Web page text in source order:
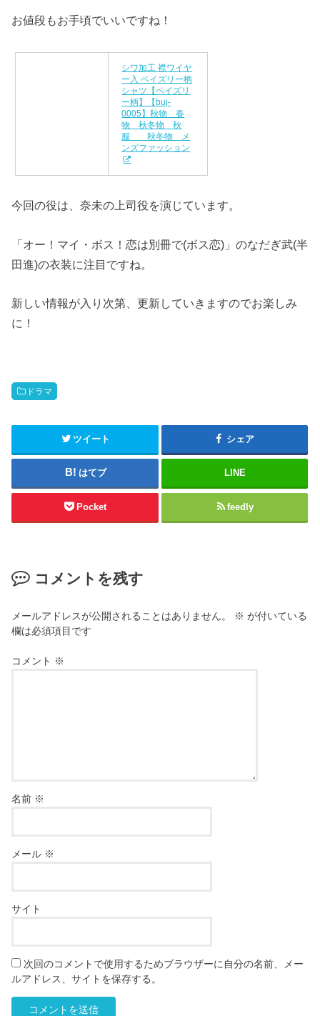
お値段もお手頃でいいですね！
シワ加工 襟ワイヤ
ー入 ペイズリー柄
シャツ【ペイズリ
ー柄】【buj-
0005】秋物 春
物 秋冬物 秋
服 秋冬物 メ
ンズファッション
今回の役は、奈未の上司役を演じています。
「オー！マイ・ボス！恋は別冊で(ボス恋)」のなだぎ武(半
田進)の衣装に注目ですね。
新しい情報が入り次第、更新していきますのでお楽しみ
に！
ドラマ
ツイート シェア
はてブ LINE
Pocket feedly
コメントを残す
メールアドレスが公開されることはありません。 ※ が付いている
欄は必須項目です
コメント ※
名前 ※
メール ※
サイト
次回のコメントで使用するためブラウザーに自分の名前、メー
ルアドレス、サイトを保存する。